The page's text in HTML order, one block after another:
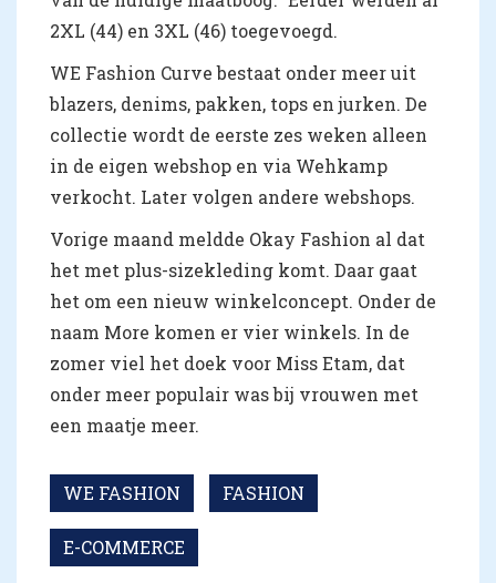
2XL (44) en 3XL (46) toegevoegd.
WE Fashion Curve bestaat onder meer uit
blazers, denims, pakken, tops en jurken. De
collectie wordt de eerste zes weken alleen
in de eigen webshop en via Wehkamp
verkocht. Later volgen andere webshops.
Vorige maand meldde Okay Fashion al dat
het met plus-sizekleding komt. Daar gaat
het om een nieuw winkelconcept. Onder de
naam More komen er vier winkels. In de
zomer viel het doek voor Miss Etam, dat
onder meer populair was bij vrouwen met
een maatje meer.
WE FASHION FASHION
E-COMMERCE